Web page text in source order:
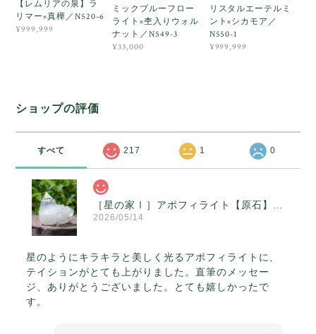
【レムリアの泉】ラ
リマー×真樺／N520-6
¥999,999
ミックブルーフロー
ライト×杢入りウォル
ナット／N549-3
¥33,000
リスタルエーテルミ
ント×シカモア／
N550-1
¥999,999
ショップの評価
すべて 217 1 0
2026/05/14
星のようにキラキラと美しく光るアポフィライトに、
テイションがとても上がりました。直筆のメッセー
ジ、ありがとうございました。とても嬉しかったで
す。